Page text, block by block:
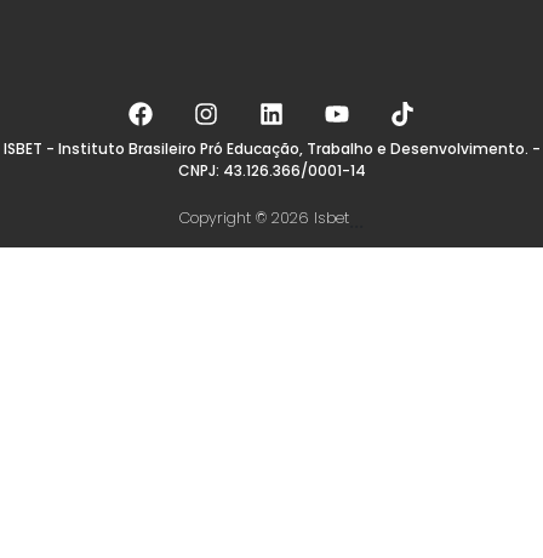
ISBET - Instituto Brasileiro Pró Educação, Trabalho e Desenvolvimento. -
CNPJ: 43.126.366/0001-14
Copyright © 2026 Isbet